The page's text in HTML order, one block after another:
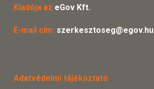
Kiadója az eGov Kft.
E-mail cím: szerkesztoseg@egov.hu
Adatvédelmi tájékoztató